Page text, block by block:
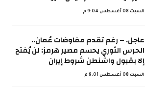
السبت 08 أغسطس 9:04 م
عاجل. – رغم تقدم مفاوضات عُمان..
الحرس الثوري يحسم مصير هرمز: لن يُفتح
إلا بقبول واشنطن شروط إيران
السبت 08 أغسطس 9:01 م